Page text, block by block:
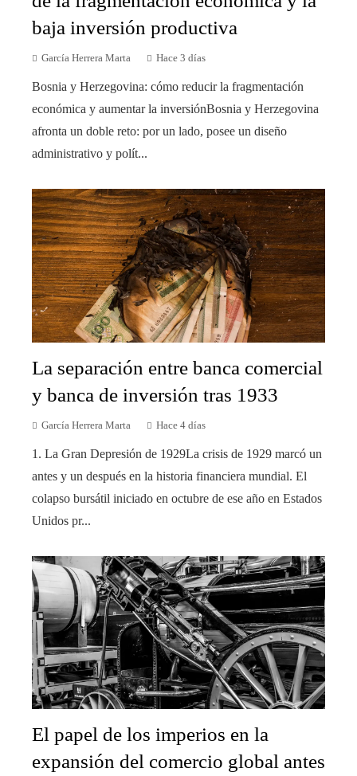
baja inversión productiva
García Herrera Marta Hace 3 días
Bosnia y Herzegovina: cómo reducir la fragmentación
económica y aumentar la inversiónBosnia y Herzegovina
afronta un doble reto: por un lado, posee un diseño
administrativo y polít...
La separación entre banca comercial
y banca de inversión tras 1933
García Herrera Marta Hace 4 días
1. La Gran Depresión de 1929La crisis de 1929 marcó un
antes y un después en la historia financiera mundial. El
colapso bursátil iniciado en octubre de ese año en Estados
Unidos pr...
El papel de los imperios en la
expansión del comercio global antes